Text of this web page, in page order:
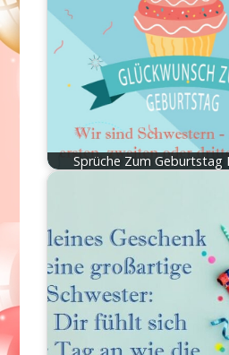
Sprüche Zum Geburtstag